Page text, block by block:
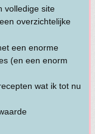
volledige site
overzichtelijke
een enorme
(en een enorm
wat ik tot nu